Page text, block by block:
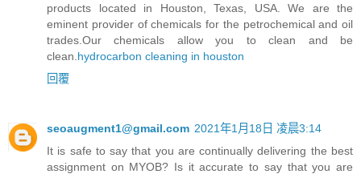
products located in Houston, Texas, USA. We are the
eminent provider of chemicals for the petrochemical and oil
trades.Our chemicals allow you to clean and be
clean. hydrocarbon cleaning in houston
回覆
seoaugment1@gmail.com 2021年1月18日 凌晨3:14
It is safe to say that you are continually delivering the best
assignment on MYOB? Is it accurate to say that you are